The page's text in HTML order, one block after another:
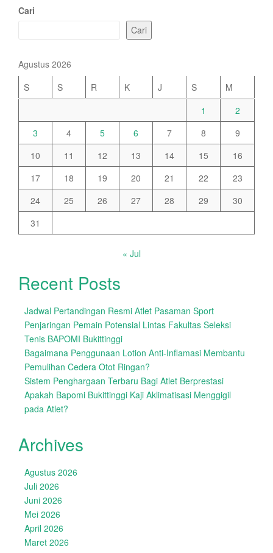
Cari
Cari
Agustus 2026
S
S R K J S
M
1
2
3
4 5 6 7 8
9
10
11 12 13 14 15
16
17
18 19 20 21 22
23
24
25 26 27 28 29
30
31
« Jul
Recent Posts
Jadwal Pertandingan Resmi Atlet Pasaman Sport
Penjaringan Pemain Potensial Lintas Fakultas Seleksi
Tenis BAPOMI Bukittinggi
Bagaimana Penggunaan Lotion Anti-Inflamasi Membantu
Pemulihan Cedera Otot Ringan?
Sistem Penghargaan Terbaru Bagi Atlet Berprestasi
Apakah Bapomi Bukittinggi Kaji Aklimatisasi Menggigil
pada Atlet?
Archives
Agustus 2026
Juli 2026
Juni 2026
Mei 2026
April 2026
Maret 2026